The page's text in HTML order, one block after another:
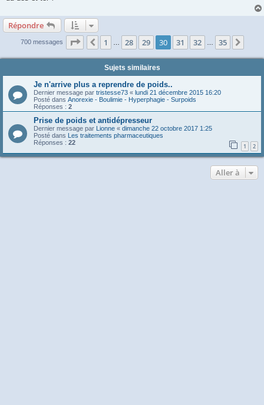
Répondre
700 messages Page 30 sur 35
Précédente
1 … 28 29 30 31 32 … 35
Sujets similaires
Je n'arrive plus a reprendre de poids..
Dernier message par tristesse73 « lundi 21 décembre 2015 16:20
Posté dans Anorexie - Boulimie - Hyperphagie - Surpoids
Réponses : 2
Prise de poids et antidépresseur
Dernier message par Lionne « dimanche 22 octobre 2017 1:25
Posté dans Les traitements pharmaceutiques
Réponses : 22 1 2
Aller à